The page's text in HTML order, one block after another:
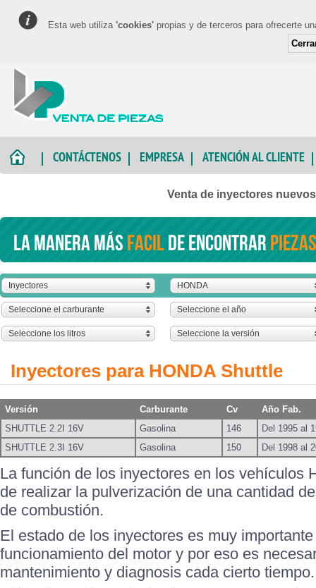
Esta web utiliza 'cookies' propias y de terceros para ofrecerte
CONTÁCTENOS EMPRESA ATENCIÓN AL CLIENTE
Venta de inyectores
La manera másfacilde encontrar
Inyectores HONDA
Seleccione el carburante Seleccione el año
Seleccione los litros Seleccione la versión
Inyectores para HONDA Shuttle
Versión Carburante Cv
Año Fab.
SHUTTLE 2.2I 16V
Gasolina 146
Del 1995 al
SHUTTLE 2.3I 16V
Gasolina 150 Del 1998 al
La función de los inyectores en los vehículos
de realizar la pulverización de una cantidad
de combustión.
El estado de los inyectores es muy
funcionamiento del motor y por eso es
mantenimiento y diagnosis cada cierto tiempo.